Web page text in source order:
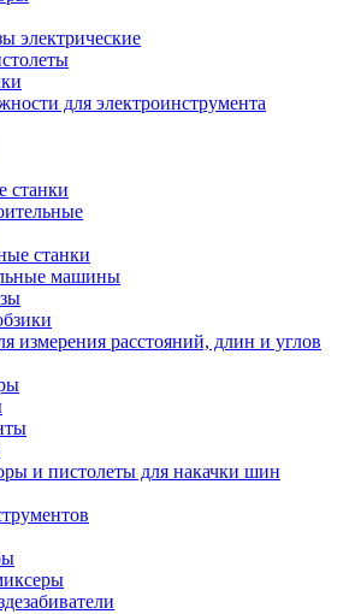
электрические
для электроинструмента
станки
станки
машины
измерения расстояний, длин и углов
и пистолеты для накачки шин